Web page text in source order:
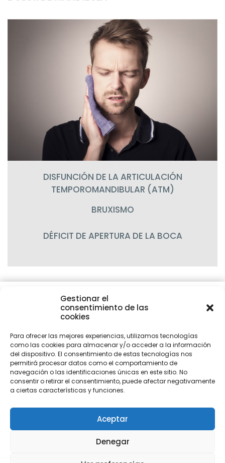
Gestionar el
consentimiento de las
cookies
Para ofrecer las mejores experiencias, utilizamos tecnologías
como las cookies para almacenar y/o acceder a la información
del dispositivo. El consentimiento de estas tecnologías nos
permitirá procesar datos como el comportamiento de
navegación o las identificaciones únicas en este sitio. No
consentir o retirar el consentimiento, puede afectar negativamente
a ciertas características y funciones.
Aceptar
Denegar
DISFUNCIÓN DE LA ARTICULACIÓN
TEMPOROMANDIBULAR (ATM)
BRUXISMO
DÉFICIT DE APERTURA DE LA BOCA
Frente Hospital Vithas,
Carrer Santa Maria Rosa
Molas, 40, 1º C3, 12004
Castelló de la Plana, Castelló
964 05 65 70 /
600 89
65 29.
info@fisioterapiacastellon.es
FACEBOOK LINKEDIN
INSTAGRAM
Quienes somos
Técnicas
Podología
© 2023 ALFONSO CALVO FISIOTERAPEUTA - Todos los derechos